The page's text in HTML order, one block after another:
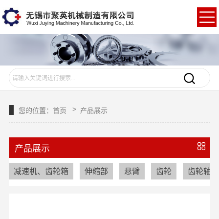
您的位置： 首页 > 产品展示
产品展示
减速机、齿轮箱 伸缩部 悬臂 齿轮 齿轮轴